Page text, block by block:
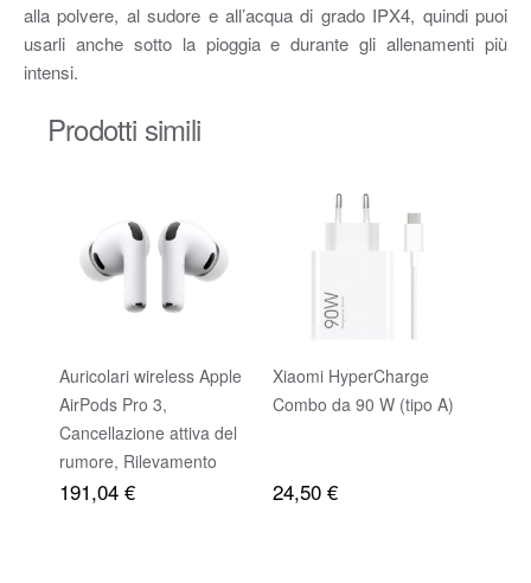
alla polvere, al sudore e all’acqua di grado IPX4, quindi puoi
usarli anche sotto la pioggia e durante gli allenamenti più
intensi.
Prodotti simili
Auricolari wireless Apple
AirPods Pro 3,
Cancellazione attiva del
rumore, Rilevamento
della frequenza cardiaca,
191,04 €
Xiaomi HyperCharge
Combo da 90 W (tipo A)
24,50 €